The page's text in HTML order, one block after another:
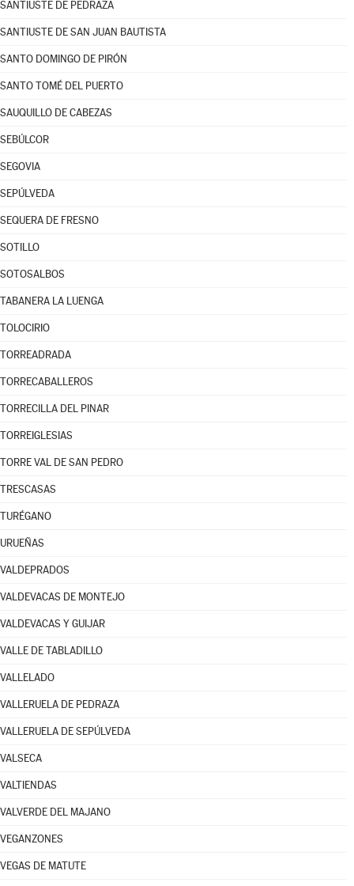
SANTIUSTE DE PEDRAZA
SANTIUSTE DE SAN JUAN BAUTISTA
SANTO DOMINGO DE PIRÓN
SANTO TOMÉ DEL PUERTO
SAUQUILLO DE CABEZAS
SEBÚLCOR
SEGOVIA
SEPÚLVEDA
SEQUERA DE FRESNO
SOTILLO
SOTOSALBOS
TABANERA LA LUENGA
TOLOCIRIO
TORREADRADA
TORRECABALLEROS
TORRECILLA DEL PINAR
TORREIGLESIAS
TORRE VAL DE SAN PEDRO
TRESCASAS
TURÉGANO
URUEÑAS
VALDEPRADOS
VALDEVACAS DE MONTEJO
VALDEVACAS Y GUIJAR
VALLE DE TABLADILLO
VALLELADO
VALLERUELA DE PEDRAZA
VALLERUELA DE SEPÚLVEDA
VALSECA
VALTIENDAS
VALVERDE DEL MAJANO
VEGANZONES
VEGAS DE MATUTE